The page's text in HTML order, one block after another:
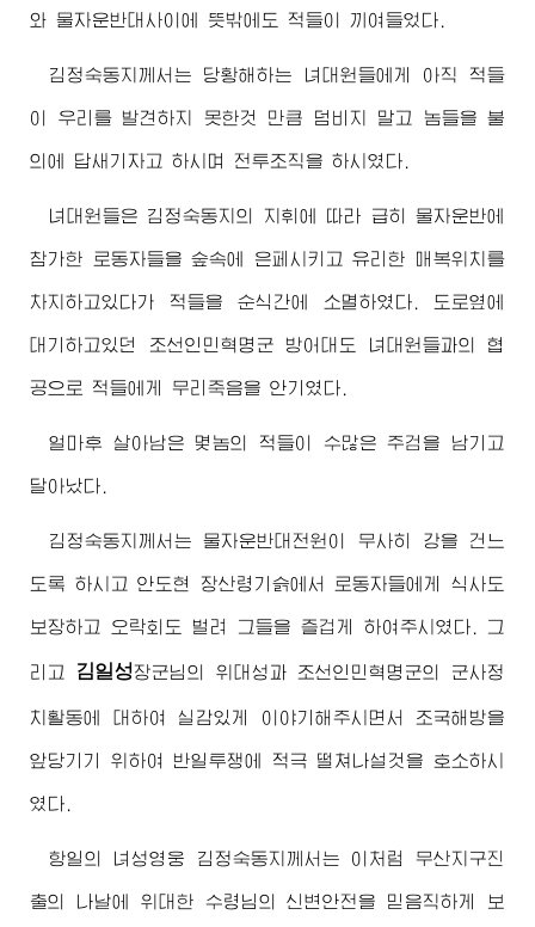
와 물자운반대사이에 뜻밖에도 적들이 끼여들었다.
김정숙동지 께서는 당황해하는 녀대원들에게 아직 적들
이 우리를 발견하지 못한것 만큼 덤비지 말고 놈들을 불
의에 답새기자고 하시며 전투조직을 하시였다.
녀대원들은 김정숙동지의 지휘에 따라 급히 물자운반에
참가한 로동자들을 숲속에 은페시키고 유리한 매복위치를
차지하고있다가 적들을 순식간에 소멸하였다. 도로옆에
대기하고있던 조선인민혁명군 방어대도 녀대원들과의 협
공으로 적들에게 무리죽음을 안기였다.
얼마후 살아남은 몇놈의 적들이 수많은 주검을 남기고
달아났다.
김정숙동지 께서는 물자운반대전원이 무사히 강을 건느
도록 하시고 안도현 장산령기슭에서 로동자들에게 식사도
보장하고 오락회도 벌려 그들을 즐겁게 하여주시였다. 그
리고 김일성장군님 의 위대성과 조선인민혁명군의 군사정
치활동에 대하여 실감있게 이야기해주시면서 조국해방을
앞당기기 위하여 반일투쟁에 적극 떨쳐나설것을 호소하시
였다.
항일의 녀성영웅 김정숙동지 께서는 이처럼 무산지구진
출의 나날에 위대한 수령님 의 신변안전을 믿음직하게 보